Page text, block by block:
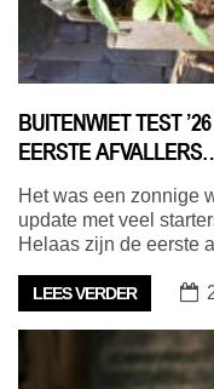
BUITENWIET TEST
EERSTE
Het was een zonnige
update met veel
Helaas zijn de eerste
LEES VERDER